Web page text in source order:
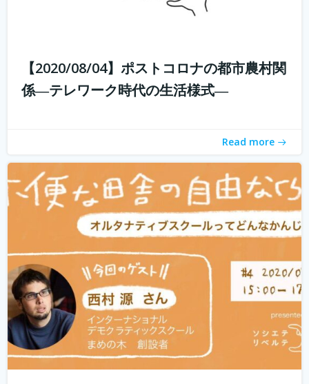
【2020/08/04】ポストコロナの都市農村関
係―テレワーク時代の生活様式―
Read more
判断し、そして決断できるようになって欲しい。 好きなこ
とを見つけたら、とことんまで没頭できる時間と環境を与
えてあげたい。 そして何よりも...続きを読む
現代社会では「個人の時代」と言われ、SNSを通じて誰で
もコスト0円で自己発信できるようになってきました。 し